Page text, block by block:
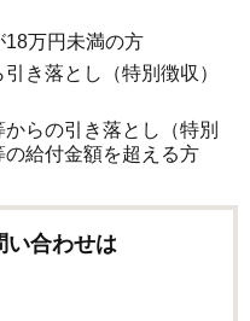
万円未満の方
き落とし（特別徴収）
らの引き落とし（特別
給付金額を超える方
い合わせは